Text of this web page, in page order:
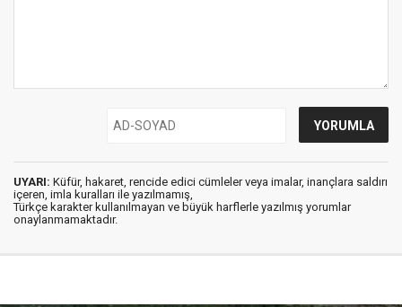
UYARI: Küfür, hakaret, rencide edici cümleler veya imalar, inançlara saldırı
içeren, imla kuralları ile yazılmamış,
Türkçe karakter kullanılmayan ve büyük harflerle yazılmış yorumlar
onaylanmamaktadır.